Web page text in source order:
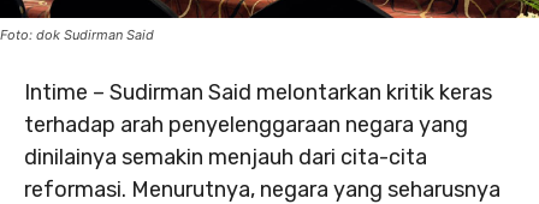
Foto: dok Sudirman Said
Intime – Sudirman Said melontarkan kritik keras
terhadap arah penyelenggaraan negara yang
dinilainya semakin menjauh dari cita-cita
reformasi. Menurutnya, negara yang seharusnya